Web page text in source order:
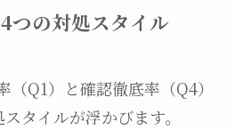
つの対処スタイル
Q1）と確認徹底率（Q4）
タイルが浮かびます。